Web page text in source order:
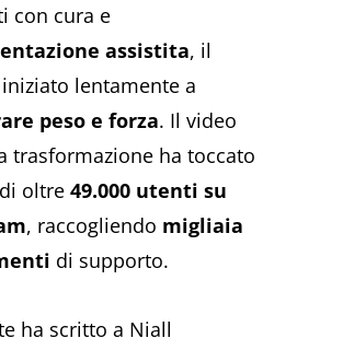
con cura e
assistita, il
lentamente a
peso e forza. Il video
trasformazione ha toccato
oltre49.000 utenti su
, raccogliendo migliaia
di supporto.
ha scritto a Niall